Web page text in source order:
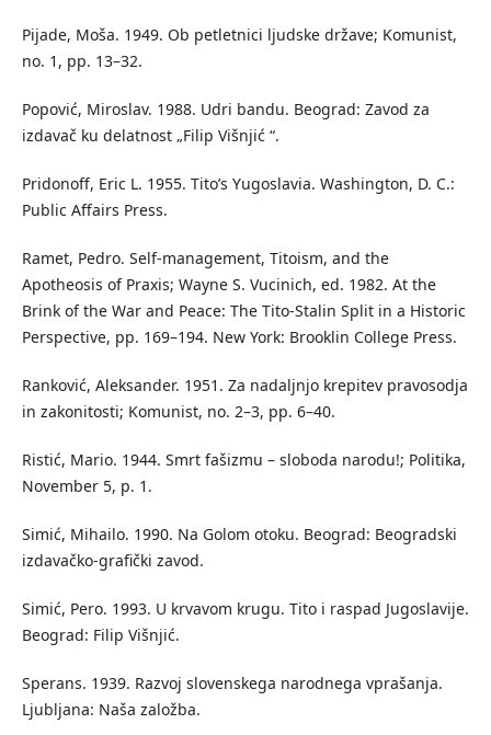
Pijade, Moša. 1949. Ob petletnici ljudske države; Komunist,
no. 1, pp. 13–32.
Popović, Miroslav. 1988. Udri bandu. Beograd: Zavod za
izdavač ku delatnost „Filip Višnjić “.
Pridonoff, Eric L. 1955. Tito’s Yugoslavia. Washington, D. C.:
Public Affairs Press.
Ramet, Pedro. Self-management, Titoism, and the
Apotheosis of Praxis; Wayne S. Vucinich, ed. 1982. At the
Brink of the War and Peace: The Tito-Stalin Split in a Historic
Perspective, pp. 169–194. New York: Brooklin College Press.
Ranković, Aleksander. 1951. Za nadaljnjo krepitev pravosodja
in zakonitosti; Komunist, no. 2–3, pp. 6–40.
Ristić, Mario. 1944. Smrt fašizmu – sloboda narodu!; Politika,
November 5, p. 1.
Simić, Mihailo. 1990. Na Golom otoku. Beograd: Beogradski
izdavačko-grafički zavod.
Simić, Pero. 1993. U krvavom krugu. Tito i raspad Jugoslavije.
Beograd: Filip Višnjić.
Sperans. 1939. Razvoj slovenskega narodnega vprašanja.
Ljubljana: Naša založba.